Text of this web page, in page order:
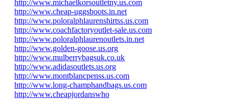
http://www.michaelkorsoutletny.us.com
http://www.cheap-uggsboots.in.net
http://www.poloralphlaurenshirtss.us.com
http://www.coachfactoryoutlet-sale.us.com
http://www.poloralphlaurenoutlets.in.net
http://www.golden-goose.us.org
http://www.mulberrybagsuk.co.uk
http://www.adidasoutlets.us.org
http://www.montblancpenss.us.com
http://www.long-champhandbags.us.com
http://www.cheapjordanswho